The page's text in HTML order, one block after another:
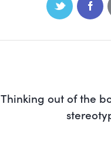
Thinking out of the